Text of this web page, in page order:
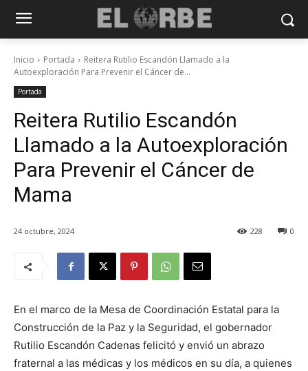
Inicio Portada
Reitera Rutilio Escandón Llamado a la
Autoexploración Para Prevenir el Cáncer de...
Portada
Reitera Rutilio Escandón
Llamado a la Autoexploración
Para Prevenir el Cáncer de
Mama
24 octubre, 2024 0
228
En el marco de la Mesa de Coordinación Estatal para la
Construcción de la Paz y la Seguridad, el gobernador
Rutilio Escandón Cadenas felicitó y envió un abrazo
fraternal a las médicas y los médicos en su día, a quienes